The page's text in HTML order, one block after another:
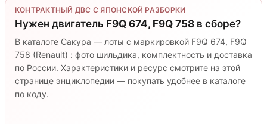
КОНТРАКТНЫЙ ДВС С ЯПОНСКОЙ РАЗБОРКИ
Нужен двигатель F9Q 674, F9Q 758 в сборе?
В каталоге Сакура — лоты с маркировкой F9Q 674, F9Q
758 (Renault) : фото шильдика, комплектность и доставка
по России. Характеристики и ресурс смотрите на этой
странице энциклопедии — покупать удобнее в каталоге
по коду.